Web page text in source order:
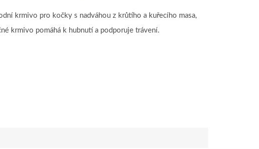
krmivo pro kočky s nadváhou z krůtího a kuřecího masa,
krmivo pomáhá k hubnutí a podporuje trávení.